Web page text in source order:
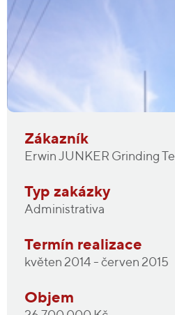
Zákazník
Erwin JUNKER Grinding
Typ zakázky
Administrativa
Termín realizace
květen 2014 - červen 2015
Objem